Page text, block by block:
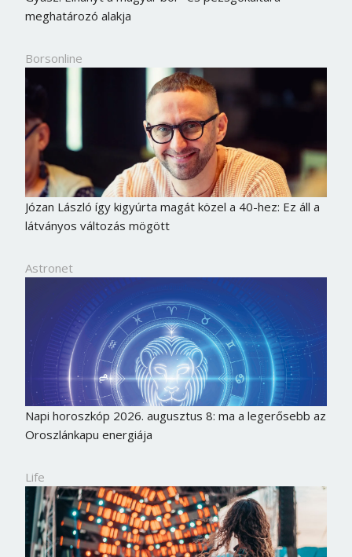
meghatározó alakja
Borsonline
Józan László így kigyúrta magát közel a 40-hez: Ez áll a
látványos változás mögött
Astronet
Napi horoszkóp 2026. augusztus 8: ma a legerősebb az
Oroszlánkapu energiája
Life